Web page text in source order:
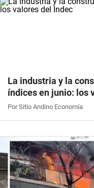
La industria y la
índices en junio: los
Por Sitio Andino Economía